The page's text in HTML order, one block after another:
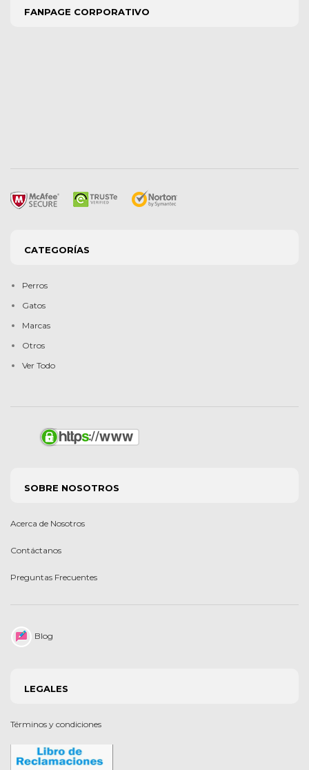
FANPAGE CORPORATIVO
CATEGORÍAS
Perros
Gatos
Marcas
Otros
Ver Todo
SOBRE NOSOTROS
Acerca de Nosotros
Contáctanos
Preguntas Frecuentes
Blog
LEGALES
Términos y condiciones